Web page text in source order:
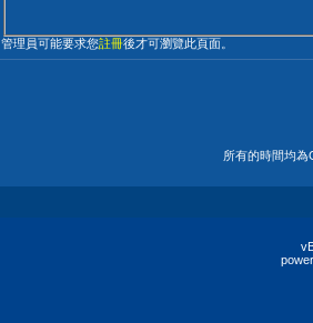
管理員可能要求您註冊後才可瀏覽此頁面。
所有的時間均為